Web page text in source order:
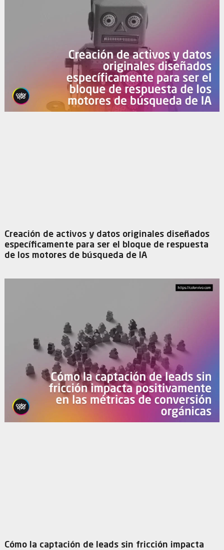
Creación de activos y datos originales diseñados
específicamente para ser el bloque de respuesta
de los motores de búsqueda de IA
Cómo la captación de leads sin fricción impacta